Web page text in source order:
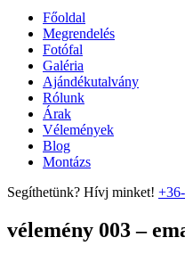
Főoldal
Megrendelés
Fotófal
Galéria
Ajándékutalvány
Rólunk
Árak
Vélemények
Blog
Montázs
Segíthetünk? Hívj minket!
vélemény 003 –